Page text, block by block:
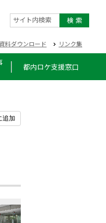
サイト内検索
料ダウンロード リンク集
都内ロケ支援窓口
追加